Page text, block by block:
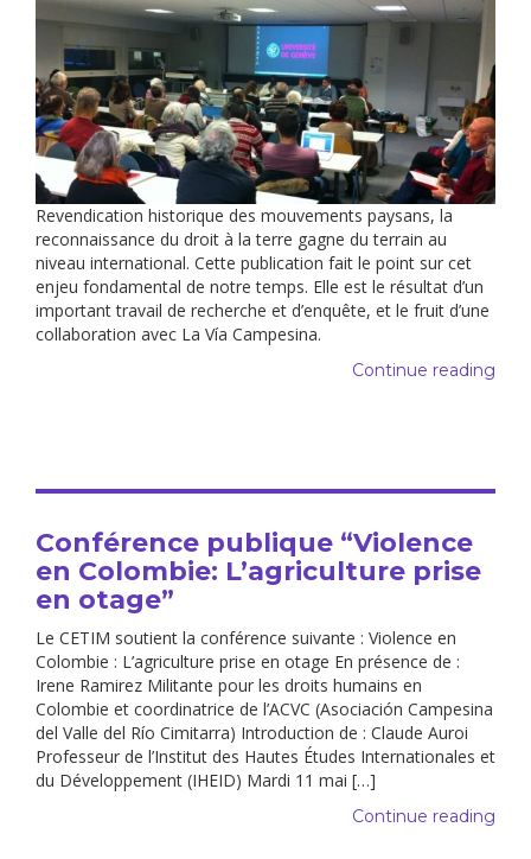
Revendication historique des mouvements paysans, la
reconnaissance du droit à la terre gagne du terrain au
niveau international. Cette publication fait le point sur cet
enjeu fondamental de notre temps. Elle est le résultat d’un
important travail de recherche et d’enquête, et le fruit d’une
collaboration avec La Vía Campesina.
Continue reading
Conférence publique “Violence
en Colombie: L’agriculture prise
en otage”
Le CETIM soutient la conférence suivante : Violence en
Colombie : L’agriculture prise en otage En présence de :
Irene Ramirez Militante pour les droits humains en
Colombie et coordinatrice de l’ACVC (Asociación Campesina
del Valle del Río Cimitarra) Introduction de : Claude Auroi
Professeur de l’Institut des Hautes Études Internationales et
du Développement (IHEID) Mardi 11 mai […]
Continue reading